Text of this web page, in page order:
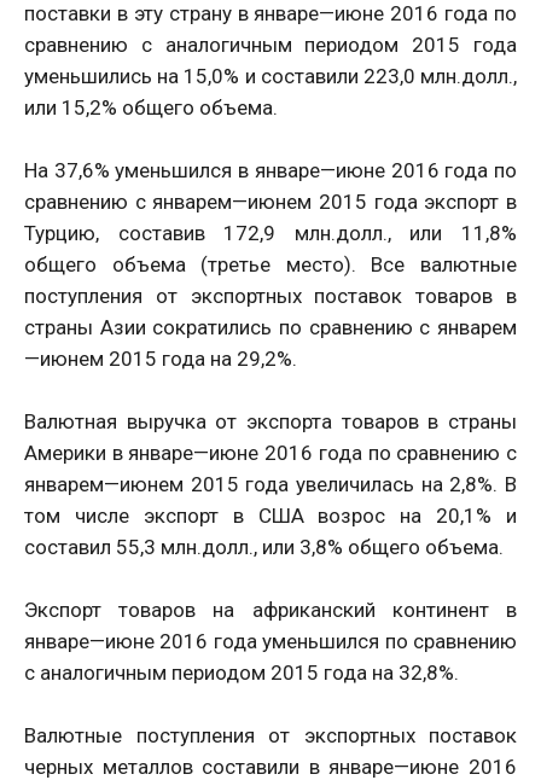
поставки в эту страну в январе—июне 2016 года по
сравнению с аналогичным периодом 2015 года
уменьшились на 15,0% и составили 223,0 млн.долл.,
или 15,2% общего объема.
На 37,6% уменьшился в январе—июне 2016 года по
сравнению с январем—июнем 2015 года экспорт в
Турцию, составив 172,9 млн.долл., или 11,8%
общего объема (третье место). Все валютные
поступления от экспортных поставок товаров в
страны Азии сократились по сравнению с январем
—июнем 2015 года на 29,2%.
Валютная выручка от экспорта товаров в страны
Америки в январе—июне 2016 года по сравнению с
январем—июнем 2015 года увеличилась на 2,8%. В
том числе экспорт в США возрос на 20,1% и
составил 55,3 млн.долл., или 3,8% общего объема.
Экспорт товаров на африканский континент в
январе—июне 2016 года уменьшился по сравнению
с аналогичным периодом 2015 года на 32,8%.
Валютные поступления от экспортных поставок
черных металлов составили в январе—июне 2016